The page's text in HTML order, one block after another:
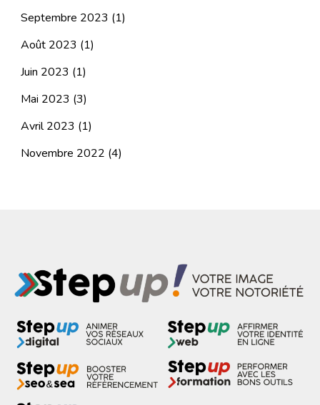
Septembre 2023 (1)
Août 2023 (1)
Juin 2023 (1)
Mai 2023 (3)
Avril 2023 (1)
Novembre 2022 (4)